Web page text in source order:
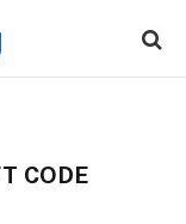
CODE